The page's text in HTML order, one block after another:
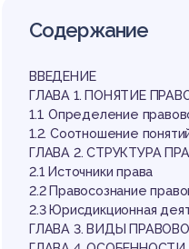
Содержание
ВВЕДЕНИЕ
ГЛАВА 1. ПОНЯТИЕ
1.1. Определение
1.2. Соотношение
ГЛАВА 2. СТРУКТУРА
2.1 Источники права
2.2 Правосознание
2.3 Юрисдикционная
ГЛАВА 3. ВИДЫ